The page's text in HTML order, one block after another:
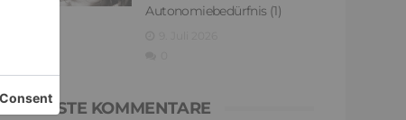
Autonomiebedürfnis (1)
NEUESTE KOMMENTARE